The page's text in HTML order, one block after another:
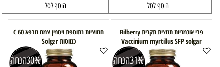
הוסף לסל הוסף לסל
פרי אוכמניות תמצית תקנית Bilberry
Vaccinium myrtillus SFP solgar
31%הנחה
חמוציות בתוספת ויטמין צמח מרפא C 60
כמוסות Solgar
30%הנחה